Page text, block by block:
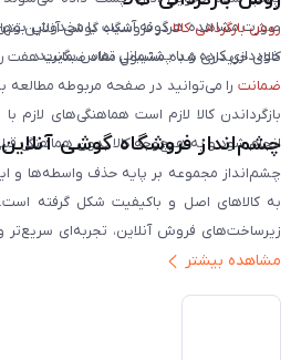
صورت مشاهده هرگونه آسیب یا مخدوش بودن
خودداری کرده و با پشتیبانی تماس بگیرید.
روش بازگردانی کالادر فروشگاه گوشی آنلاین
کالای خریداری شده مشمول مفاد ضمانت هفت
ضمانت را می‌توانید در صفحه مربوطه مطالعه
بازگرداندن کالا لازم است هماهنگی‌های
انجام شود و به هیچ‌وجه کالا بدون هماهنگی
چشم‌انداز فروشگاه گوشی آنلاین
چشم‌انداز مجموعه بر پایه حذف واسطه‌ها و
به کالاهای اصل و باکیفیت شکل گرفته
زیرساخت‌های فروش آنلاین، تجربه‌ای سریع‌تر
ایران ارائه دهیم. تبدیل‌شدن به مرجعی قابل
خدمات و به‌روزرسانی مداوم محصولات، مسیر
داریم آینده بازار دیجیتال متعلق به
مشاهده بیشتر